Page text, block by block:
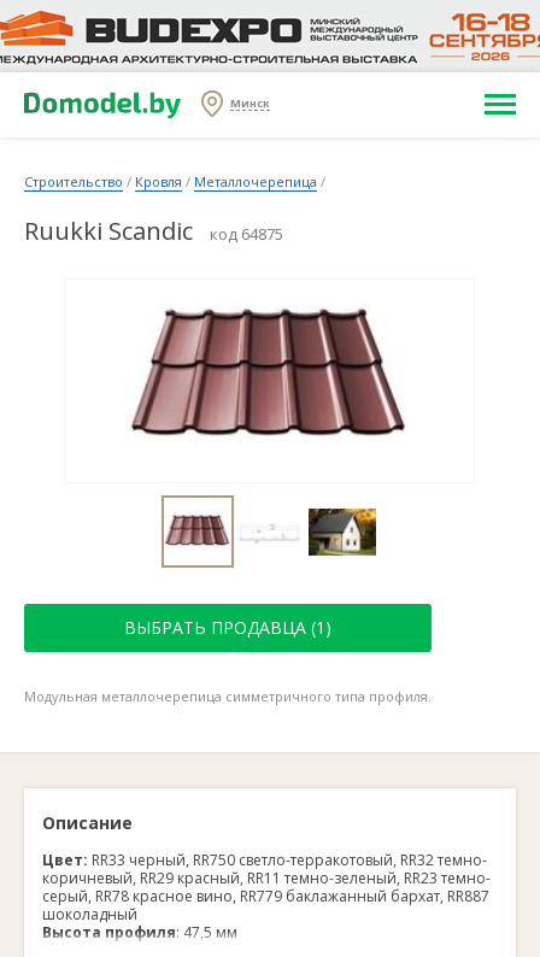
Минск
Строительство / Кровля / Металлочерепица /
Ruukki Scandic код 64875
ВЫБРАТЬ ПРОДАВЦА (1)
Модульная металлочерепица симметричного типа профиля.
Описание
Цвет: RR33 черный, RR750 светло-терракотовый, RR32 темно-
коричневый, RR29 красный, RR11 темно-зеленый, RR23 темно-
серый, RR78 красное вино, RR779 баклажанный бархат, RR887
шоколадный
Высота профиля: 47,5 мм